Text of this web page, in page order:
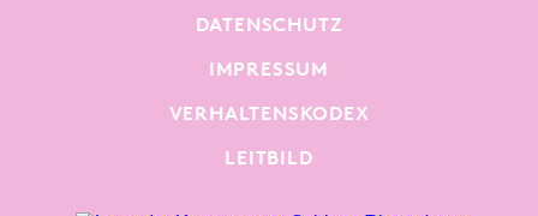
DATENSCHUTZ
IMPRESSUM
VERHALTENSKODEX
LEITBILD